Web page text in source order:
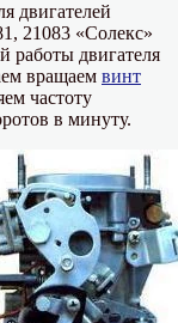
двигателей
21083 «Солекс»
работы двигателя
вращаем винт
частоту
в минуту.